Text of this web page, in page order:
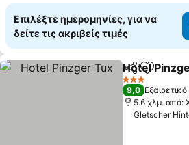
Επιλέξτε ημερομηνίες, για να
δείτε τις ακριβείς τιμές
Κοινοποίηση
Hotel
3 Αστέρια
9,0 Εξαιρετικό
5.6 χλμ. από:
Gletscher